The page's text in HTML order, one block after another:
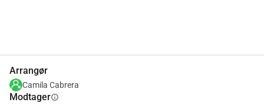
Arrangør
Camila Cabrera
Modtagerinfo